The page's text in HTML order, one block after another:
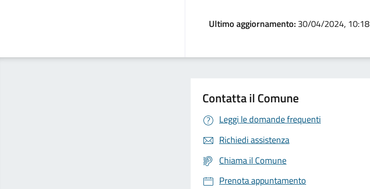
Ultimo aggiornamento:30/04/2024, 10:18
Contatta il Comune
Leggi le domande frequenti
Richiedi assistenza
Chiama il Comune
Prenota appuntamento